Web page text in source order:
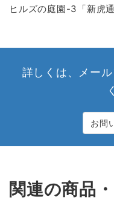
ヒルズの庭園-3「新虎
詳しくは、メー
お問
関連の商品